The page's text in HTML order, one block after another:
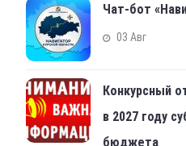
Чат-бот
03 Авг
Конкурсный
в 2027 году
бюджета